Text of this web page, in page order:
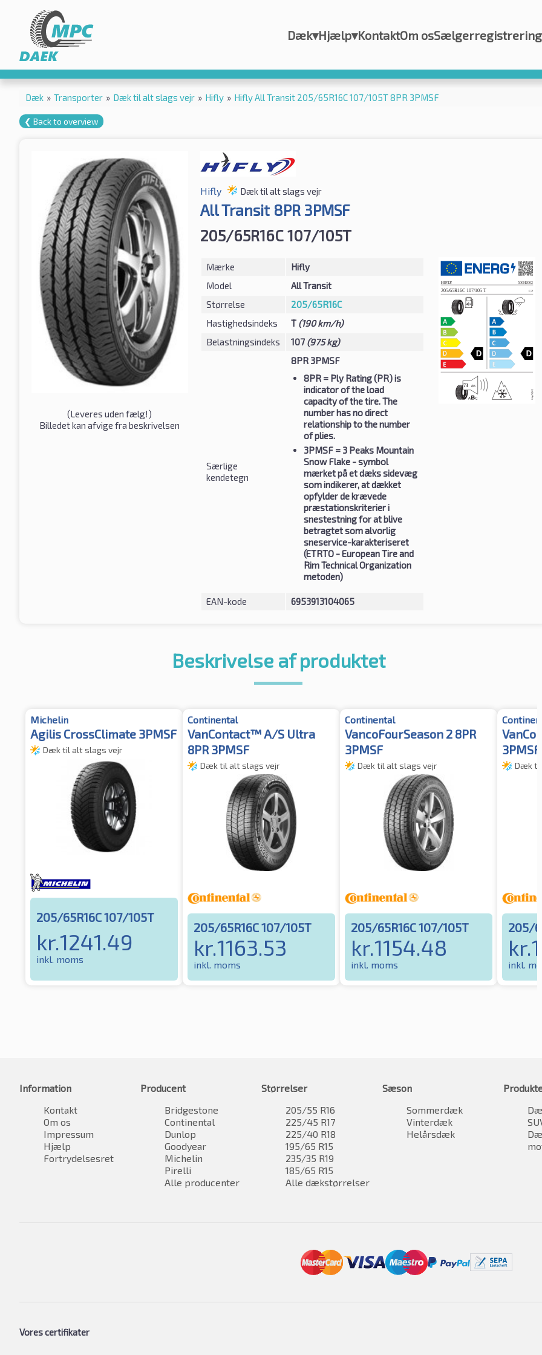
Dæk▾Hjælp▾KontaktOm osSælgerregistrering
Dæk » Transporter » Dæk til alt slags vejr » Hifly » Hifly All Transit 205/65R16C 107/105T 8PR 3PMSF
❮ Back to overview
(Leveres uden fælg!)
Billedet kan afvige fra beskrivelsen
Hifly Dæk til alt slags vejr
All Transit 8PR 3PMSF
205/65R16C 107/105T
Mærke
Hifly
Model
All Transit
Størrelse
205/65R16C
Hastighedsindeks
T (190 km/h)
Belastningsindeks
107 (975 kg)
Særlige
kendetegn
8PR 3PMSF
8PR= Ply Rating (PR) is
indicator of the load
capacity of the tire. The
number has no direct
relationship to the number
of plies.
3PMSF= 3 Peaks Mountain
Snow Flake - symbol
mærket på et dæks sidevæg
som indikerer, at dækket
opfylder de krævede
præstationskriterier i
snestestning for at blive
betragtet som alvorlig
sneservice-karakteriseret
(ETRTO - European Tire and
Rim Technical Organization
metoden)
EAN-kode 6953913104065
Beskrivelse af produktet
Michelin
Agilis CrossClimate 3PMSF
Dæk til alt slags vejr
205/65R16C 107/105T
kr.1241.49
inkl. moms
Continental
VanContact™ A/S Ultra
8PR 3PMSF
Dæk til alt slags vejr
205/65R16C 107/105T
kr.1163.53
inkl. moms
Continental
VancoFourSeason 2 8PR
3PMSF
Dæk til alt slags vejr
205/65R16C 107/105T
kr.1154.48
inkl. moms
3PMSF
Dæk til
205/
kr.
inkl.
Information
Kontakt
Om os
Impressum
Hjælp
Fortrydelsesret
Producent
Bridgestone
Continental
Dunlop
Goodyear
Michelin
Pirelli
Alle producenter
Størrelser
205/55 R16
225/45 R17
225/40 R18
195/65 R15
235/35 R19
185/65 R15
Alle dækstørrelser
Sæson
Sommerdæk
Vinterdæk
Helårsdæk
Vores certifikater